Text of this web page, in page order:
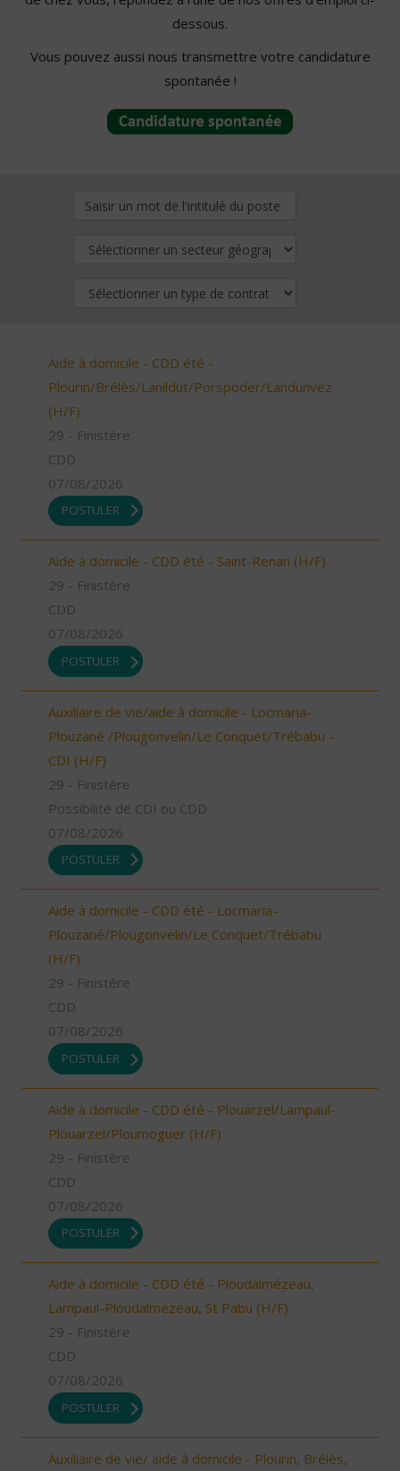
dessous.
Vous pouvez aussi nous transmettre votre candidature
spontanée !
Aide à domicile - CDD été -
Plourin/Brélès/Lanildut/Porspoder/Landunvez
(H/F)
29 - Finistère
CDD
07/08/2026
POSTULER
Aide à domicile - CDD été - Saint-Renan (H/F)
29 - Finistère
CDD
07/08/2026
POSTULER
Auxiliaire de vie/aide à domicile - Locmaria-
Plouzané /Plougonvelin/Le Conquet/Trébabu -
CDI (H/F)
29 - Finistère
Possibilité de CDI ou CDD
07/08/2026
POSTULER
Aide à domicile - CDD été - Locmaria-
Plouzané/Plougonvelin/Le Conquet/Trébabu
(H/F)
29 - Finistère
CDD
07/08/2026
POSTULER
Aide à domicile - CDD été - Plouarzel/Lampaul-
Plouarzel/Ploumoguer (H/F)
29 - Finistère
CDD
07/08/2026
POSTULER
Aide à domicile - CDD été - Ploudalmézeau,
Lampaul-Ploudalmézeau, St Pabu (H/F)
29 - Finistère
CDD
07/08/2026
POSTULER
Auxiliaire de vie/ aide à domicile - Plourin, Brélès,